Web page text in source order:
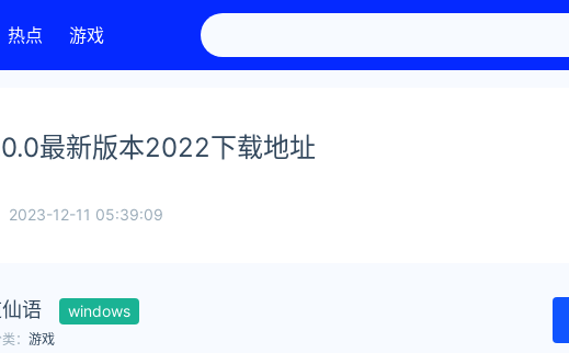
热点 游戏
最新版本2022下载地址
2023-12-11 05:39:09
语 windows
： 游戏